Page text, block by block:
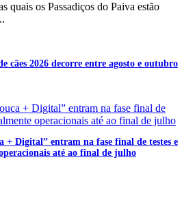
quais os Passadiços do Paiva estão
cães 2026 decorre entre agosto e outubro
+ Digital” entram na fase final de testes e
até ao final de julho